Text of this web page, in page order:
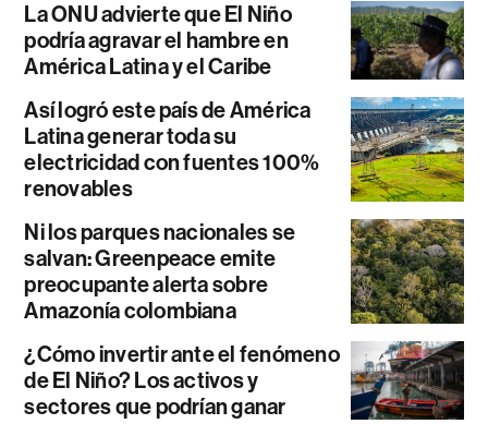
La ONU advierte que El Niño
podría agravar el hambre en
América Latina y el Caribe
Así logró este país de América
Latina generar toda su
electricidad con fuentes 100%
renovables
Ni los parques nacionales se
salvan: Greenpeace emite
preocupante alerta sobre
Amazonía colombiana
¿Cómo invertir ante el fenómeno
de El Niño? Los activos y
sectores que podrían ganar